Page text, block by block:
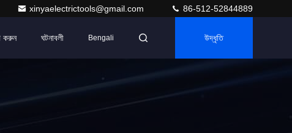
xinyaelectrictools@gmail.com 86-512-52844889
করুন ঘটনাবলী Bengali উদ্ধৃতি